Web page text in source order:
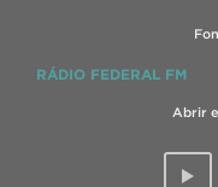
RÁDIO FEDERAL FM
Abrir